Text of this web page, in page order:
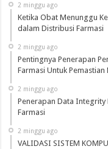
2 minggu ago
Ketika Obat Menunggu
dalam Distribusi Farmasi
2 minggu ago
Pentingnya Penerapan
Farmasi Untuk Pemastian
2 minggu ago
Penerapan Data
Farmasi
2 minggu ago
VALIDASI SISTEM